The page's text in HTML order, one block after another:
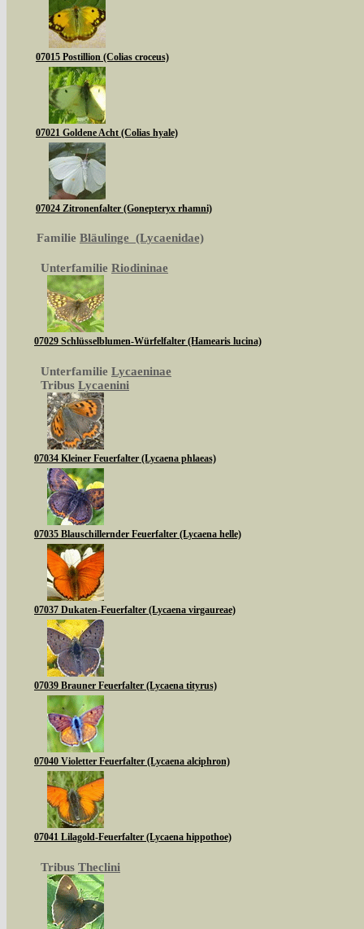
07015 Postillion (Colias croceus)
07021 Goldene Acht (Colias hyale)
07024 Zitronenfalter (Gonepteryx rhamni)
Familie Bläulinge (Lycaenidae)
Unterfamilie Riodininae
07029 Schlüsselblumen-Würfelfalter (Hamearis lucina)
Unterfamilie Lycaeninae
Tribus Lycaenini
07034 Kleiner Feuerfalter (Lycaena phlaeas)
07035 Blauschillernder Feuerfalter (Lycaena helle)
07037 Dukaten-Feuerfalter (Lycaena virgaureae)
07039 Brauner Feuerfalter (Lycaena tityrus)
07040 Violetter Feuerfalter (Lycaena alciphron)
07041 Lilagold-Feuerfalter (Lycaena hippothoe)
Tribus Theclini